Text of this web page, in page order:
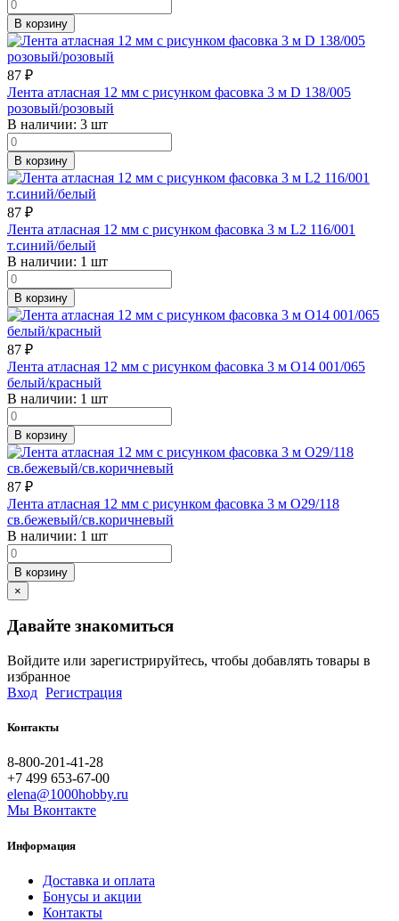
В корзину
87 ₽
Лента атласная 12 мм с рисунком фасовка 3 м D 138/005
розовый/розовый
В наличии: 3 шт
В корзину
87 ₽
Лента атласная 12 мм с рисунком фасовка 3 м L2 116/001
т.синий/белый
В наличии: 1 шт
В корзину
87 ₽
Лента атласная 12 мм с рисунком фасовка 3 м O14 001/065
белый/красный
В наличии: 1 шт
В корзину
87 ₽
Лента атласная 12 мм с рисунком фасовка 3 м O29/118
св.бежевый/св.коричневый
В наличии: 1 шт
В корзину
×
Давайте знакомиться
Войдите или зарегистрируйтесь, чтобы добавлять товары в
избранное
Вход Регистрация
Контакты
8-800-201-41-28
+7 499 653-67-00
elena@1000hobby.ru
Мы Вконтакте
Информация
Доставка и оплата
Бонусы и акции
Контакты